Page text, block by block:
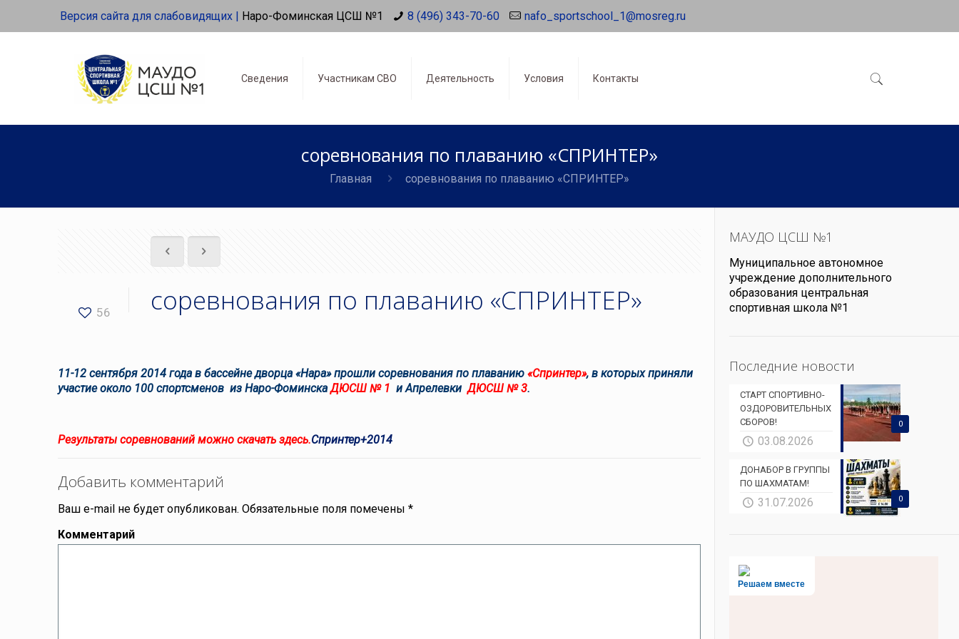
Версия сайта для слабовидящих | Наро-Фоминская ЦСШ №1 8 (496) 343-70-60 nafo_sportschool_1@mosreg.ru
Сведения Участникам СВО Деятельность Условия Контакты
соревнования по плаванию «СПРИНТЕР»
Главная соревнования по плаванию «СПРИНТЕР»
56 соревнования по плаванию «СПРИНТЕР»
11-12 сентября 2014 года в бассейне дворца «Нара» прошли соревнования по плаванию«Спринтер», в которых приняли
участие около 100 спортсменов из Наро-ФоминскаДЮСШ № 1иАпрелевки ДЮСШ № 3.
Результаты соревнований можно скачать здесь.Спринтер+2014
Добавить комментарий
Ваш e-mail не будет опубликован. Обязательные поля помечены*
Комментарий
МАУДО ЦСШ №1
Муниципальное автономное
учреждение дополнительного
образования центральная
спортивная школа №1
Последние новости
0
СТАРТ СПОРТИВНО-
ОЗДОРОВИТЕЛЬНЫХ
СБОРОВ!
03.08.2026
0
ДОНАБОР В ГРУППЫ
ПО ШАХМАТАМ!
31.07.2026
Решаем вместе